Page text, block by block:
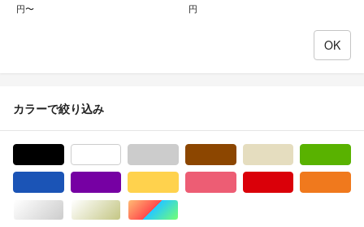
円〜 円
カラーで絞り込み
シルバー/銀色系ゴールド/金色系マルチカラー